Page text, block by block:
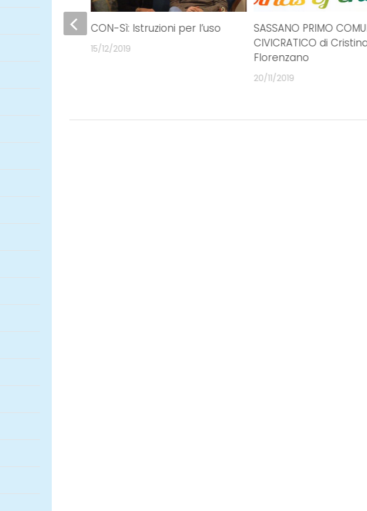
SASSANO PRIMO
CIVICRATICO di
Florenzano
20/11/2019
CON-Sì: Istruzioni per l’uso
15/12/2019